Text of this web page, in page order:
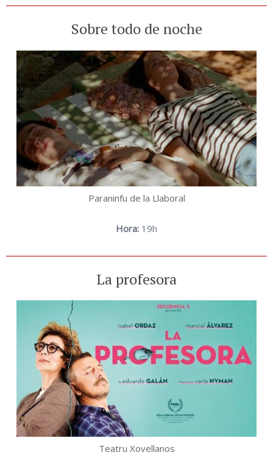
Sobre todo de noche
Paraninfu de la Llaboral
Hora: 19h
La profesora
Teatru Xovellanos